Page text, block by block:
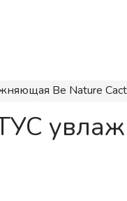
Be Nature